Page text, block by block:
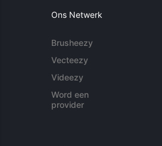
Ons Netwerk
Brusheezy
Vecteezy
Videezy
Word een
provider